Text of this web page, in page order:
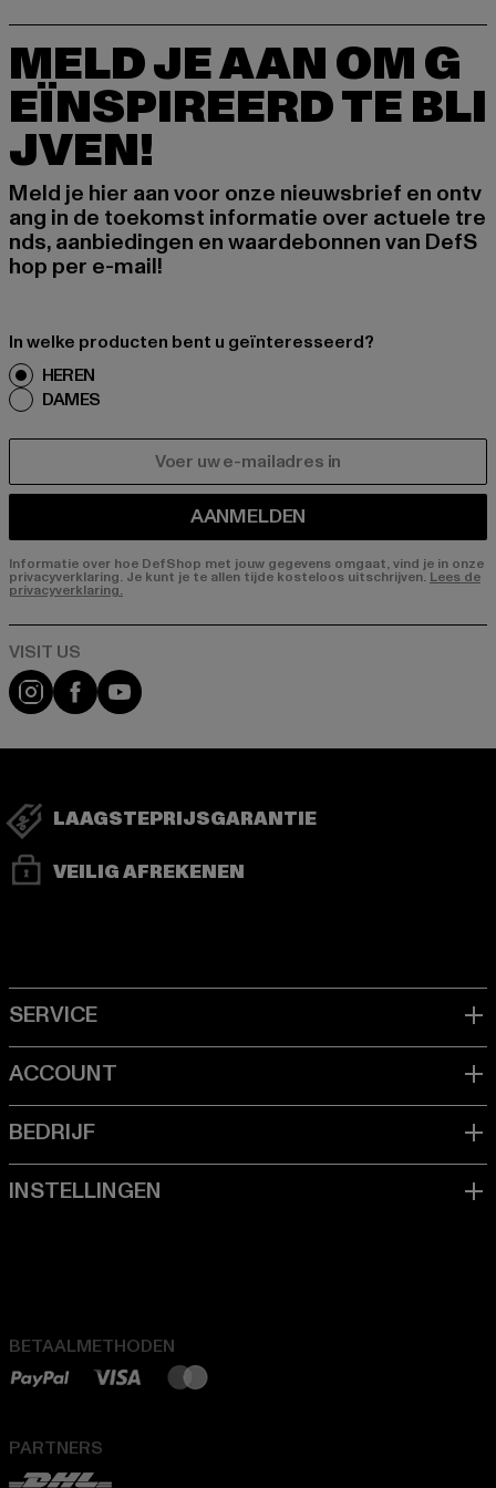
MELD JE AAN OM G
EÏNSPIREERD TE BLI
JVEN!
Meld je hier aan voor onze nieuwsbrief en ontv
ang in de toekomst informatie over actuele tre
nds, aanbiedingen en waardebonnen van DefS
hop per e-mail!
In welke producten bent u geïnteresseerd?
HEREN
DAMES
AANMELDEN
Informatie over hoe DefShop met jouw gegevens omgaat, vind je in onze
privacyverklaring. Je kunt je te allen tijde kosteloos uitschrijven. Lees de
privacyverklaring.
Visit our Instagram page:
Visit our Facebook page:
Visit our YouTube channel:
LAAGSTEPRIJSGARANTIE
VEILIG AFREKENEN
BETAALMETHODEN
PARTNERS